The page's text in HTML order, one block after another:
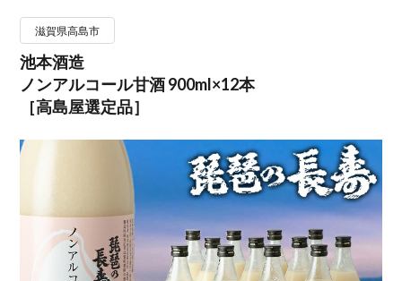
滋賀県高島市
池本酒造
ノンアルコール甘酒 900ml×12本
［高島屋選定品］